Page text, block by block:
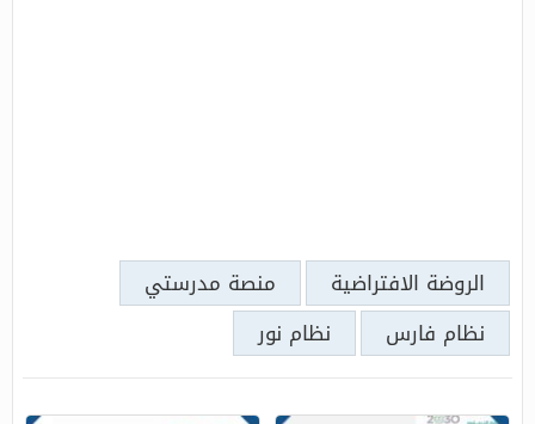
الروضة الافتراضية
منصة مدرستي
نظام فارس
نظام نور